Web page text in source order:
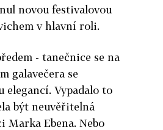
novou festivalovou
v hlavní roli.
- tanečnice se na
galavečera se
elegancí. Vypadalo to
být neuvěřitelná
Marka Ebena. Nebo